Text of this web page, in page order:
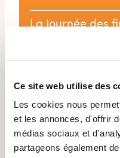
Ce site web utilise des
Les cookies nous
et les annonces, d'offrir
médias sociaux et
partageons également
La Journée des
La JDF vise à
qualification, ainsi que
EN SAVOIR PLUS